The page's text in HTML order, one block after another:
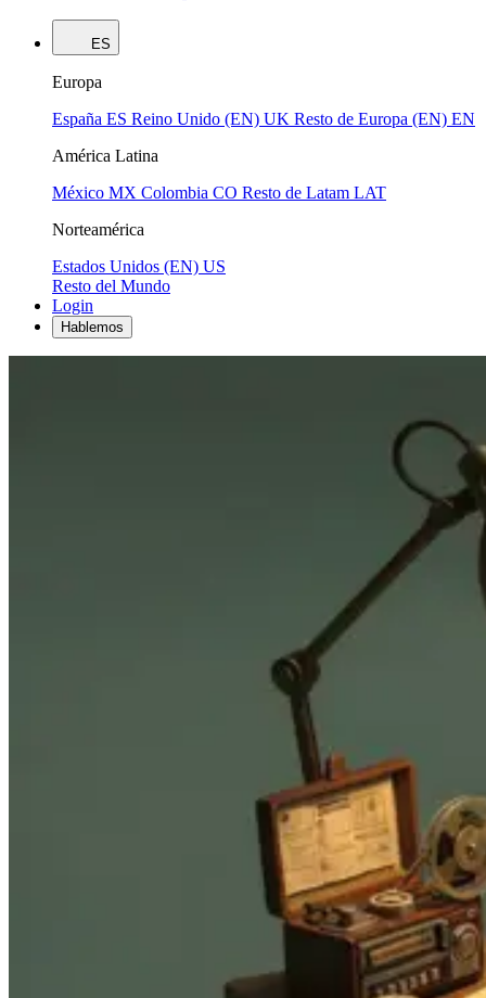
ES
Europa
España ES Reino Unido (EN) UK Resto de Europa (EN) EN
América Latina
México MX Colombia CO Resto de Latam LAT
Norteamérica
Estados Unidos (EN) US
Resto del Mundo
Login
Hablemos